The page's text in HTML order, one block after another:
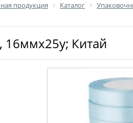
продукция Каталог
16ммх25у; Китай